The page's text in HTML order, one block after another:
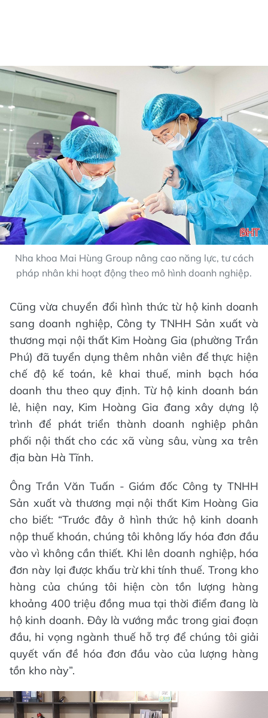
Nha khoa Mai Hùng Group nâng cao năng lực, tư cách
pháp nhân khi hoạt động theo mô hình doanh nghiệp.
Cũng vừa chuyển đổi hình thức từ hộ kinh doanh
sang doanh nghiệp, Công ty TNHH Sản xuất và
thương mại nội thất Kim Hoàng Gia (phường Trần
Phú) đã tuyển dụng thêm nhân viên để thực hiện
chế độ kế toán, kê khai thuế, minh bạch hóa
doanh thu theo quy định. Từ hộ kinh doanh bán
lẻ, hiện nay, Kim Hoàng Gia đang xây dựng lộ
trình để phát triển thành doanh nghiệp phân
phối nội thất cho các xã vùng sâu, vùng xa trên
địa bàn Hà Tĩnh.
Ông Trần Văn Tuấn - Giám đốc Công ty TNHH
Sản xuất và thương mại nội thất Kim Hoàng Gia
cho biết: “Trước đây ở hình thức hộ kinh doanh
nộp thuế khoán, chúng tôi không lấy hóa đơn đầu
vào vì không cần thiết. Khi lên doanh nghiệp, hóa
đơn này lại được khấu trừ khi tính thuế. Trong kho
hàng của chúng tôi hiện còn tồn lượng hàng
khoảng 400 triệu đồng mua tại thời điểm đang là
hộ kinh doanh. Đây là vướng mắc trong giai đoạn
đầu, hi vọng ngành thuế hỗ trợ để chúng tôi giải
quyết vấn đề hóa đơn đầu vào của lượng hàng
tồn kho này”.